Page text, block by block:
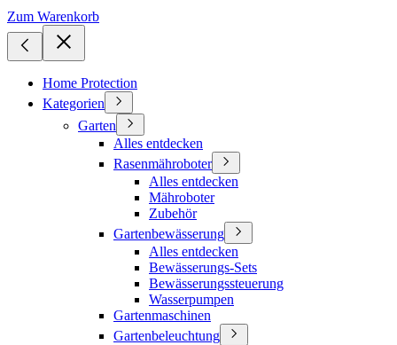
Zum Warenkorb
Home Protection
Kategorien
Garten
Alles entdecken
Rasenmähroboter
Alles entdecken
Mähroboter
Zubehör
Gartenbewässerung
Alles entdecken
Bewässerungs-Sets
Bewässerungssteuerung
Wasserpumpen
Gartenmaschinen
Gartenbeleuchtung